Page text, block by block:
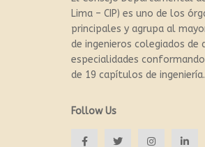
Lima – CIP) es uno de los
principales y agrupa al
de ingenieros colegiados de
especialidades
de 19 capítulos de ingeniería.
Follow Us